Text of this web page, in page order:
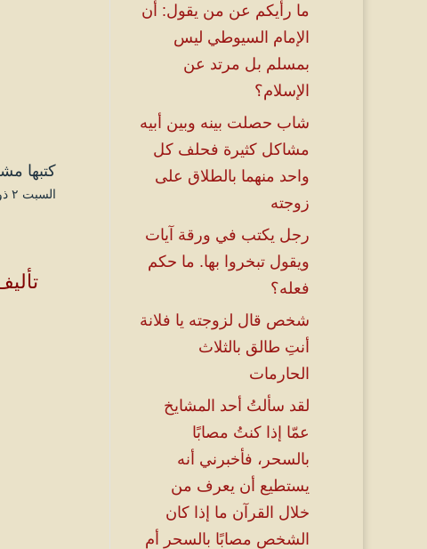
كتبها
السبت ۲ ذو الحجة ۱٤٤۵ هـ الموافق ۸ يونيو ۲۰۲٤ مـ |
ما رأيكم عن من يقول: أن
الإمام السيوطي ليس
بمسلم بل مرتد عن
الإسلام؟
شاب حصلت بينه وبين أبيه
مشاكل كثيرة فحلف كل
واحد منهما بالطلاق على
زوجته
رجل يكتب في ورقة آيات
ويقول تبخروا بها. ما حكم
فعله؟
شخص قال لزوجته يا فلانة
أنتِ طالق بالثلاث
الحارمات
لقد سألتُ أحد المشايخ
عمّا إذا كنتُ مصابًا
بالسحر، فأخبرني أنه
يستطيع أن يعرف من
خلال القرآن ما إذا كان
الشخص مصابًا بالسحر أم